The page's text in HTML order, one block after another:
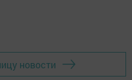
новости